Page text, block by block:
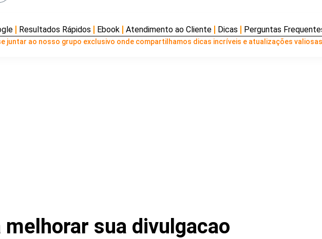
Resultados Rápidos Ebook Atendimento ao Cliente Dicas Perguntas
juntar ao nosso grupo exclusivo onde compartilhamos dicas incríveis e atualizações
sua divulgacao